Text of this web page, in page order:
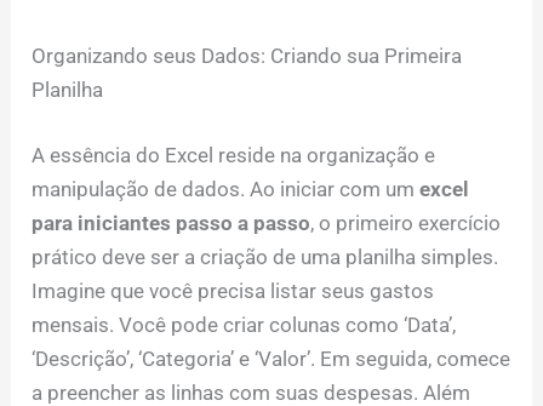
Organizando seus Dados: Criando sua Primeira
Planilha
A essência do Excel reside na organização e
manipulação de dados. Ao iniciar com umexcel
para iniciantes passo a passo, o primeiro exercício
prático deve ser a criação de uma planilha simples.
Imagine que você precisa listar seus gastos
mensais. Você pode criar colunas como ‘Data’,
‘Descrição’, ‘Categoria’ e ‘Valor’. Em seguida, comece
a preencher as linhas com suas despesas. Além